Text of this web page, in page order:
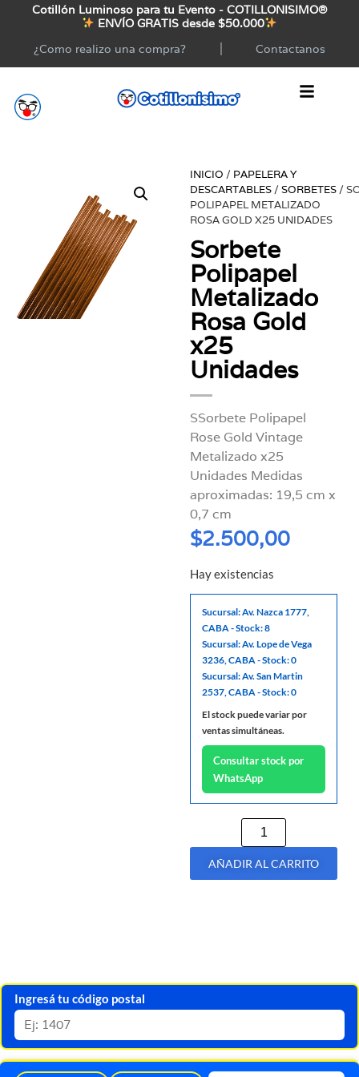
Cotillón Luminoso para tu Evento - COTILLONISIMO®
ENVÍO GRATIS desde $50.000
¿Como realizo una compra?
Contactanos
INICIO / PAPELERA Y
DESCARTABLES /SORBETES /
POLIPAPEL METALIZADO
ROSA GOLD X25 UNIDADES
Sorbete
Polipapel
Metalizado
Rosa Gold
x25
Unidades
SSorbete Polipapel
Rose Gold Vintage
Metalizado x25
Unidades Medidas
aproximadas: 19,5 cm x
0,7 cm
$2.500,00
Hay existencias
Sucursal: Av. Nazca 1777,
CABA - Stock: 8
Sucursal: Av. Lope de Vega
3236, CABA - Stock: 0
Sucursal: Av. San Martin
2537, CABA - Stock: 0
El stock puede variar por
ventas simultáneas.
Consultar stock por
WhatsApp
AÑADIR AL CARRITO
Ingresá tu código postal